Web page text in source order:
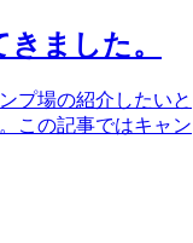
ました。
プ場の紹介したいと
この記事ではキャン